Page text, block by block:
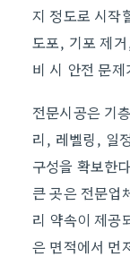
지 정도로 시작
도포, 기포 제
비 시 안전 문
전문시공은 기
리, 레벨링, 일
구성을 확보한
큰 곳은 전문업
리 약속이 제공
은 면적에서 먼